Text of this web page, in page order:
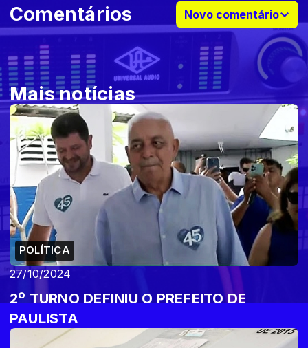
Comentários Novo comentário
Mais notícias
POLÍTICA
27/10/2024
2º TURNO DEFINIU O PREFEITO DE
PAULISTA